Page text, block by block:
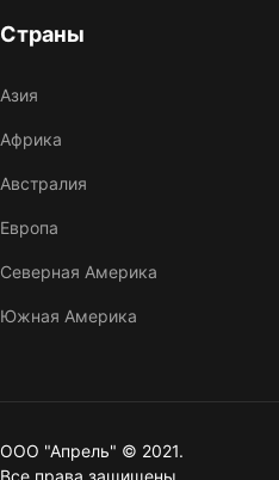
Страны
Азия
Африка
Австралия
Европа
Северная Америка
Южная Америка
ООО "Апрель" © 2021.
Все права защищены.